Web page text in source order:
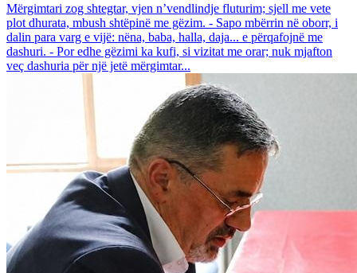
Mërgimtari zog shtegtar, vjen n’vendlindje fluturim; sjell me vete
plot dhurata, mbush shtëpinë me gëzim. - Sapo mbërrin në oborr, i
dalin para varg e vijë: nëna, baba, halla, daja... e përqafojnë me
dashuri. - Por edhe gëzimi ka kufi, si vizitat me orar; nuk mjafton
veç dashuria për një jetë mërgimtar...